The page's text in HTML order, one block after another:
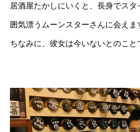
居酒屋たかしにいくと、長身でス
囲気漂うムーンスターさんに会えま
ちなみに、彼女は今いないとのこと